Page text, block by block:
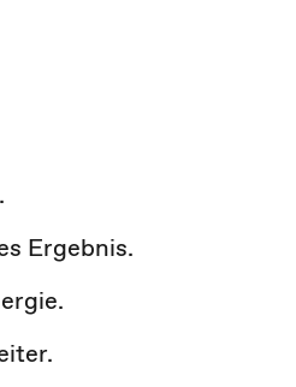
Ergebnis.